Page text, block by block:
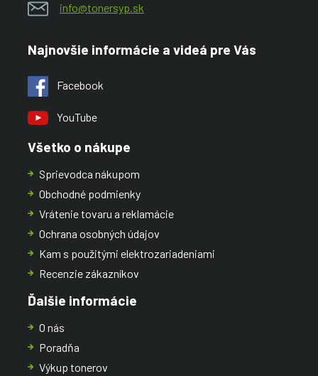
info@tonersyp.sk
Najnovšie informácie a videá pre Vás
Facebook
YouTube
Všetko o nákupe
Sprievodca nákupom
Obchodné podmienky
Vrátenie tovaru a reklamácie
Ochrana osobných údajov
Kam s použitými elektrozariadeniami
Recenzie zákazníkov
Ďalšie informácie
O nás
Poradňa
Výkup tonerov